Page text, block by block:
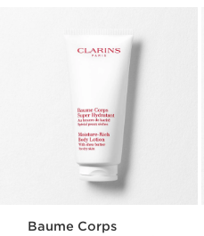
Baume Corps